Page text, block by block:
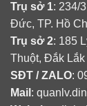
Trụ sở 1: 234/
Đức, TP. Hồ
Trụ sở 2: 185
Thuột, Đắk Lắk
SĐT / ZALO:
Mail :